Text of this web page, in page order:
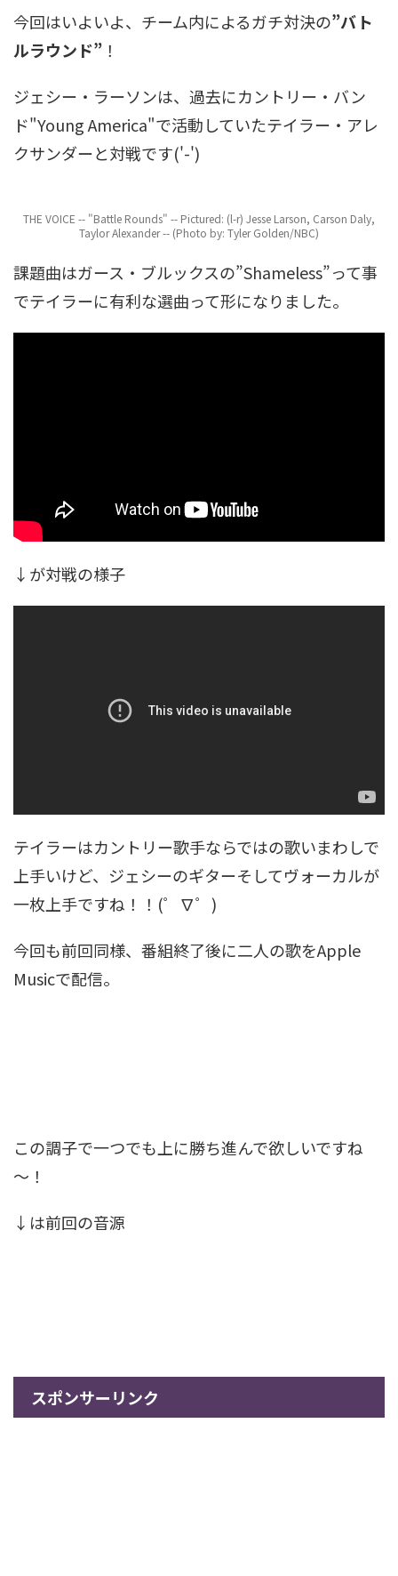
今回はいよいよ、チーム内によるガチ対決の”バト
ルラウンド” ！
ジェシー・ラーソンは、過去にカントリー・バン
ド"Young America"で活動していたテイラー・アレ
クサンダーと対戦です('-')
THE VOICE -- "Battle Rounds" -- Pictured: (l-r) Jesse Larson, Carson Daly,
Taylor Alexander -- (Photo by: Tyler Golden/NBC)
課題曲はガース・ブルックスの”Shameless”って事
でテイラーに有利な選曲って形になりました。
↓が対戦の様子
テイラーはカントリー歌手ならではの歌いまわしで
上手いけど、ジェシーのギターそしてヴォーカルが
一枚上手ですね！！(゜∇゜)
今回も前回同様、番組終了後に二人の歌をApple
Musicで配信。
この調子で一つでも上に勝ち進んで欲しいですね
～！
↓は前回の音源
スポンサーリンク